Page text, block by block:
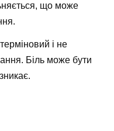
що може
і не
Біль може бути